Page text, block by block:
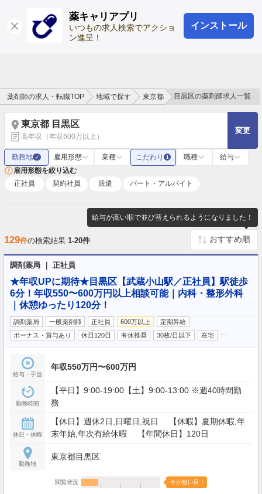
薬キャリアプリ
いつもの求人検索でアクショ
ン進呈！
インストール
ログイン 会員登録
薬剤師の求人・転職TOP 地域で探す 東京都 目黒区の薬剤師求人一覧
東京都 目黒区
高年収（年収600万以上）
変更
勤務地 ✓ 雇用形態 業種 こだわり 1 職種
給与
雇用形態を絞り込む
正社員
契約社員 派遣 パート・アルバイト
給与が高い順で並び替えられるようになりました！
129件の検索結果 1-20件
調剤薬局 ｜ 正社員
★年収UPに期待★目黒区【武蔵小山駅／正社員】駅徒歩
6分！年収550〜600万円以上相談可能｜内科・整形外科
｜休憩ゆったり120分！
調剤薬局 一般薬剤師 正社員 600万以上
定期昇給
ボーナス・賞与あり
休日120日 有休推奨 30枚/日以下 在宅
給与・手当
年収550万円〜600万円
勤務時間
【平日】9:00-19:00【土】9:00-13:00 ※週40時間勤
務
休日・休暇
【休日】週休2日,日曜日,祝日 【休暇】夏期休暇,年
末年始,年次有給休暇 【年間休日】120日
勤務地
東京都目黒区
閲覧状況 今が狙い目！